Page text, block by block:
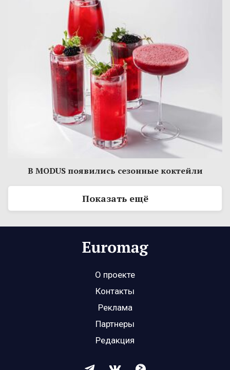
В MODUS появились сезонные коктейли
Показать ещё
О проекте
Контакты
Реклама
Партнеры
Редакция